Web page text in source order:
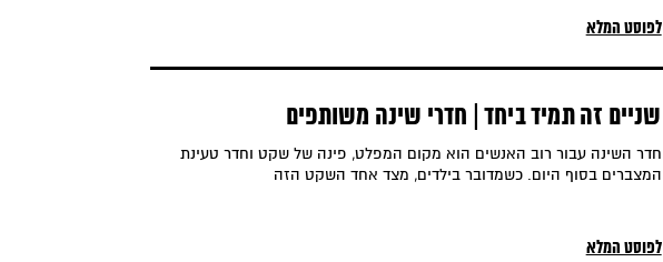
לפוסט המלא
שניים זה תמיד ביחד | חדרי שינה משותפים
חדר השינה עבור רוב האנשים הוא מקום המפלט, פינה של שקט וחדר טעינת
המצברים בסוף היום. כשמדובר בילדים, מצד אחד השקט הזה
לפוסט המלא